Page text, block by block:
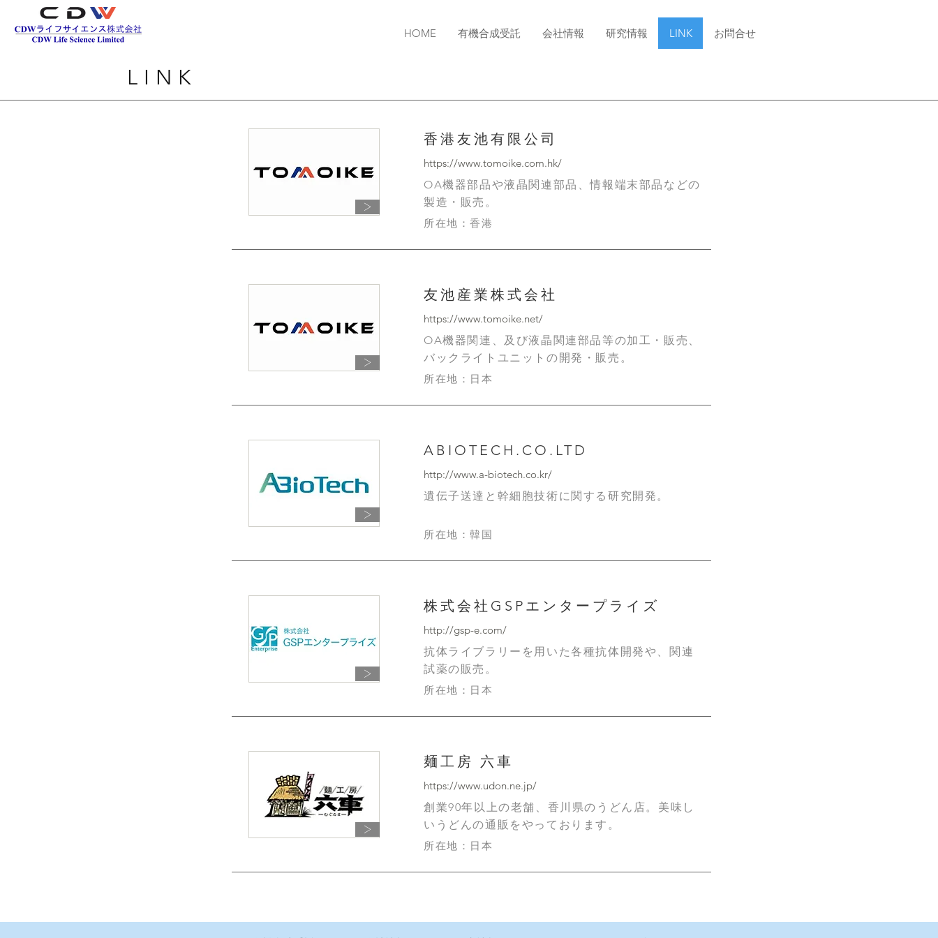
HOME 有機合成受託 会社情報 研究情報 LINK お問合せ
LINK
＞
香港友池有限公司
https://www.tomoike.com.hk/
OA機器部品や液晶関連部品、情報端末部品などの
製造・販売。
所在地：香港
＞
友池産業株式会社
https://www.tomoike.net/
OA機器関連、及び液晶関連部品等の加工・販売、
​バックライトユニットの開発・販売。
所在地：日本
＞
ABIOTECH.CO.LTD
http://www.a-biotech.co.kr/
遺伝子送達と幹細胞技術に関する研究開発。
所在地：韓国
＞
株式会社GSPエンタープライズ
http://gsp-e.com/
抗体ライブラリーを用いた各種抗体開発や、関連
試薬の販売。
所在地：日本
＞
麺工房 六車
https://www.udon.ne.jp/
創業90年以上の老舗、香川県のうどん店。美味し
いうどんの通販をやっております。
所在地：日本